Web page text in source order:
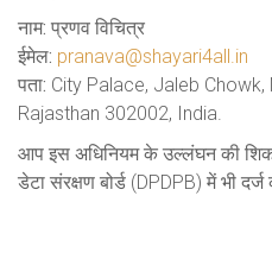
नाम: प्रणव विचित्र
ईमेल: pranava@shayari4all.in
पता: City Palace, Jaleb
Rajasthan 302002, India.
आप इस अधिनियम के उल्लंघन की
डेटा संरक्षण बोर्ड (DPDPB) में भी